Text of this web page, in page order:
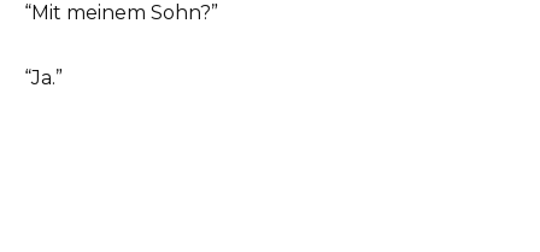
“Mit meinem Sohn?”
“Ja.”